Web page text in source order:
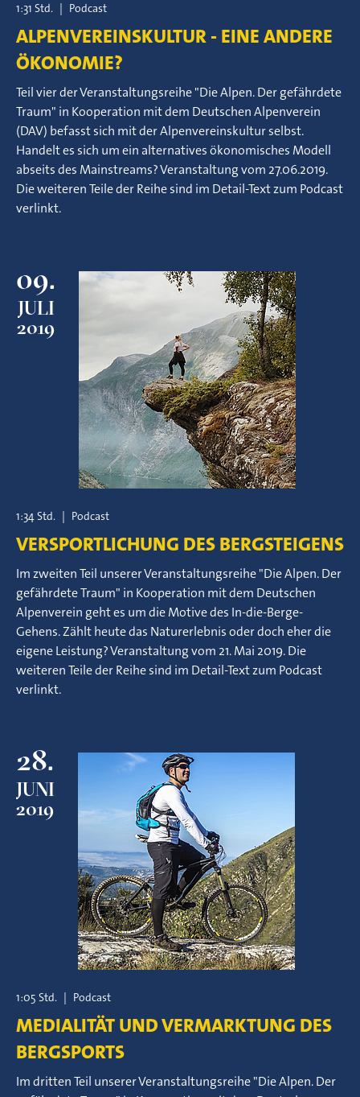
1:31 Std. | Podcast
ALPENVEREINSKULTUR - EINE ANDERE
ÖKONOMIE?
Teil vier der Veranstaltungsreihe "Die Alpen. Der gefährdete
Traum" in Kooperation mit dem Deutschen Alpenverein
(DAV) befasst sich mit der Alpenvereinskultur selbst.
Handelt es sich um ein alternatives ökonomisches Modell
abseits des Mainstreams? Veranstaltung vom 27.06.2019.
Die weiteren Teile der Reihe sind im Detail-Text zum Podcast
verlinkt.
09.
JULI
2019
1:34 Std. | Podcast
VERSPORTLICHUNG DES BERGSTEIGENS
Im zweiten Teil unserer Veranstaltungsreihe "Die Alpen. Der
gefährdete Traum" in Kooperation mit dem Deutschen
Alpenverein geht es um die Motive des In-die-Berge-
Gehens. Zählt heute das Naturerlebnis oder doch eher die
eigene Leistung? Veranstaltung vom 21. Mai 2019. Die
weiteren Teile der Reihe sind im Detail-Text zum Podcast
verlinkt.
28.
JUNI
2019
1:05 Std. | Podcast
MEDIALITÄT UND VERMARKTUNG DES
BERGSPORTS
Im dritten Teil unserer Veranstaltungsreihe "Die Alpen. Der